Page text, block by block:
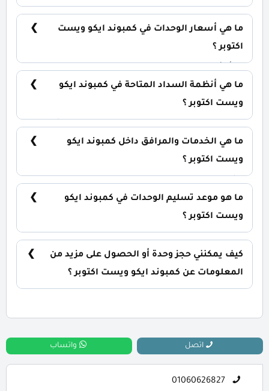
تشمل: شقق سكنية: تبدأ من 80 متر² بنتهاوس: تبدأ من
110 متر²
ما هي أسعار الوحدات في كمبوند ايكو ويست
اكتوبر ؟
الوحدة والمساحة. الأسعار قابلة للتغيير حسب تطورات
السوق.
ما هي أنظمة السداد المتاحة في كمبوند ايكو
ويست اكتوبر ؟
كذلك يمتاز النظام بالخلو من أي فوائد.
ما هي الخدمات والمرافق داخل كمبوند ايكو
ويست اكتوبر ؟
صناعية، نادي اجتماعي، مناطق ترفيهية للأطفال،
حمامات سباحة، ومناطق تجارية.
ما هو موعد تسليم الوحدات في كمبوند ايكو
ويست اكتوبر ؟
إمكانية التسليم نصف تشطيب أو تشطيب كامل حسب
رغبة العميل.
كيف يمكنني حجز وحدة أو الحصول على مزيد من
المعلومات عن كمبوند ايكو ويست اكتوبر ؟
اتصل واتساب
01060626827